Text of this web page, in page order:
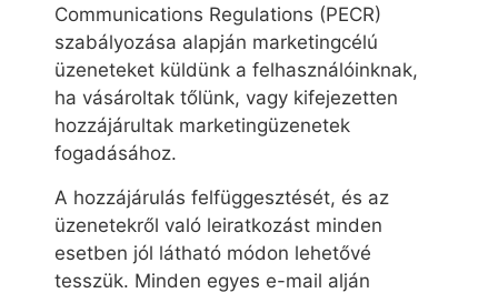
Communications Regulations (PECR)
szabályozása alapján marketingcélú
üzeneteket küldünk a felhasználóinknak,
ha vásároltak tőlünk, vagy kifejezetten
hozzájárultak marketingüzenetek
fogadásához.
A hozzájárulás felfüggesztését, és az
üzenetekről való leiratkozást minden
esetben jól látható módon lehetővé
tesszük. Minden egyes e-mail alján